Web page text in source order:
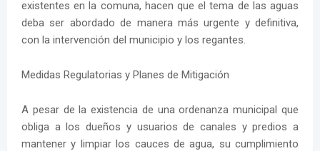
existentes en la comuna, hacen que el tema de las aguas
deba ser abordado de manera más urgente y definitiva,
con la intervención del municipio y los regantes.
Medidas Regulatorias y Planes de Mitigación
A pesar de la existencia de una ordenanza municipal que
obliga a los dueños y usuarios de canales y predios a
mantener y limpiar los cauces de agua, su cumplimiento